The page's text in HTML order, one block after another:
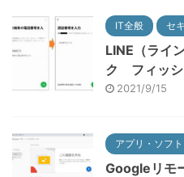
IT全般 セ
LINE（ライ
ク フィッシ
2021/9/15
アプリ・ソフト
Googleリモ